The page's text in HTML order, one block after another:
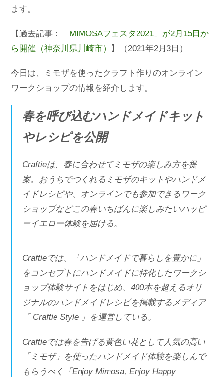
ます。
【過去記事：
「MIMOSAフェスタ2021」が2月15日か
ら開催（神奈川県川崎市）
】（2021年2月3日）
今日は、ミモザを使ったクラフト作りのオンライン
ワークショップの情報を紹介します。
春を呼び込むハンドメイドキット
やレシピを公開
Craftieは、春に合わせてミモザの楽しみ⽅を提
案。おうちでつくれるミモザのキットやハンドメ
イドレシピや、オンラインでも参加できるワーク
ショップなどこの春いちばんに楽しみたいハッピ
ーイエロー体験を届ける。
Craftieでは、「ハンドメイドで暮らしを豊かに」
をコンセプトにハンドメイドに特化したワークシ
ョップ体験サイトをはじめ、400本を超えるオリ
ジナルのハンドメイドレシピを掲載するメディア
「 Craftie Style 」を運営している。
Craftieでは春を告げる黄色い花として人気の高い
「ミモザ」を使ったハンドメイド体験を楽しんで
もらうべく「Enjoy Mimosa, Enjoy Happy